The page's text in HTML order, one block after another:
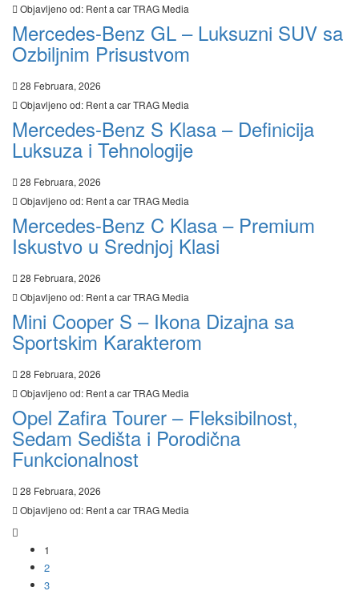
Objavljeno od: Rent a car TRAG Media
Mercedes-Benz GL – Luksuzni SUV sa
Ozbiljnim Prisustvom
28 Februara, 2026
Objavljeno od: Rent a car TRAG Media
Mercedes-Benz S Klasa – Definicija
Luksuza i Tehnologije
28 Februara, 2026
Objavljeno od: Rent a car TRAG Media
Mercedes-Benz C Klasa – Premium
Iskustvo u Srednjoj Klasi
28 Februara, 2026
Objavljeno od: Rent a car TRAG Media
Mini Cooper S – Ikona Dizajna sa
Sportskim Karakterom
28 Februara, 2026
Objavljeno od: Rent a car TRAG Media
Opel Zafira Tourer – Fleksibilnost,
Sedam Sedišta i Porodična
Funkcionalnost
28 Februara, 2026
Objavljeno od: Rent a car TRAG Media
1
2
3